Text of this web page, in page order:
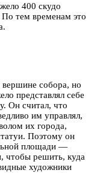
400 скудо
По тем временам это
собора, но
представлял себе
Он считал, что
им управлял,
их города,
Поэтому он
площади —
чтобы решить, куда
художники